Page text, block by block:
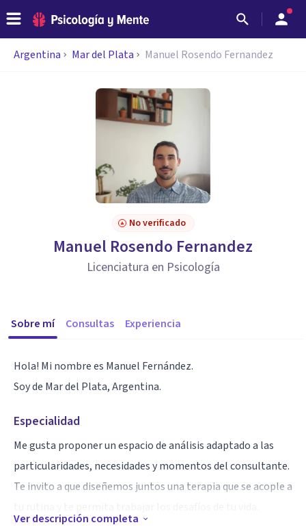
Argentina Mar del Plata Manuel Rosendo Fernandez
No verificado
Manuel Rosendo Fernandez
Licenciatura en Psicología
Sobre mí Consultas Experiencia
Hola! Mi nombre es Manuel Fernández.
Soy de Mar del Plata, Argentina.
Especialidad
Me gusta proponer un espacio de análisis adaptado a las
particularidades, necesidades y momentos del consultante.
Te invito a que diseñemos juntos una terapia que se acople a
Ver descripción completa